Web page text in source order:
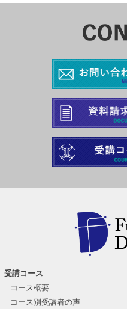
受講コース
コース概要
コース別受講者の声